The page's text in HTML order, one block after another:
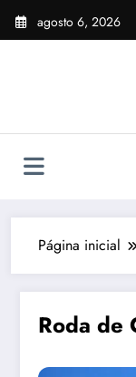
agosto 6, 2026
Página inicial
Roda de